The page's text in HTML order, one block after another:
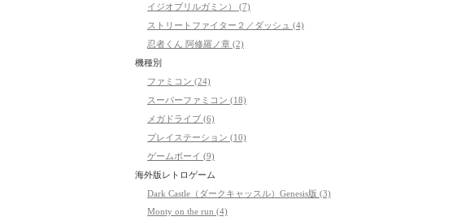
イジオブリルガミン） (7)
ストリートファイター２／ダッシュ (4)
忍者くん 阿修羅ノ章 (2)
機種別
ファミコン (24)
スーパーファミコン (18)
メガドライブ (6)
プレイステーション (10)
ゲームボーイ (9)
海外版レトロゲーム
Dark Castle（ダークキャッスル）Genesis版 (3)
Monty on the run (4)